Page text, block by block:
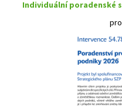
Individuální poradenské